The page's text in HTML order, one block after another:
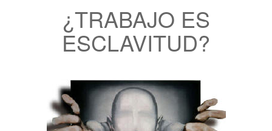
¿TRABAJO ES
ESCLAVITUD?